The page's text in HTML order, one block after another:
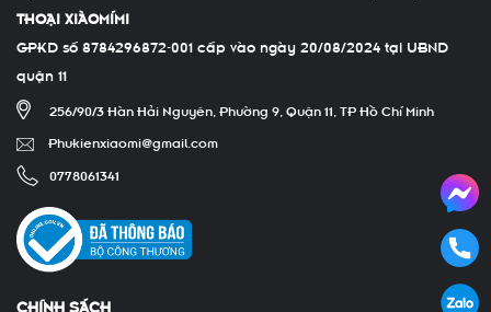
THOẠI XIÀOMÍMI
GPKD số 8784296872-001 cấp vào ngày 20/08/2024 tại UBND
quận 11
256/90/3 Hàn Hải Nguyên, Phường 9, Quận 11, TP Hồ Chí Minh
Phukienxiaomi@gmail.com
0778061341
CHÍNH SÁCH